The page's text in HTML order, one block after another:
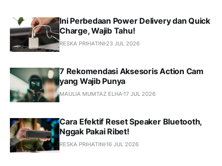
Ini Perbedaan Power Delivery dan Quick
Charge, Wajib Tahu!
RESKA PRIHATINI 23 JUL 2026
7 Rekomendasi Aksesoris Action Cam
yang Wajib Punya
MAULIA MUMTAZ ELHA 17 JUL 2026
Cara Efektif Reset Speaker Bluetooth,
Nggak Pakai Ribet!
RESKA PRIHATINI 16 JUL 2026